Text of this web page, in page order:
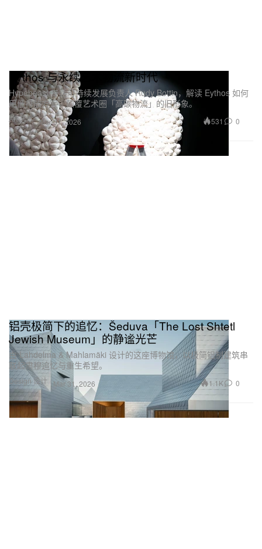
Art 艺术
Eythos 与永续艺术物流新时代
Hypebeast 专访可持续发展负责人 Rudy Bottin，解读 Eythos 如何
用低排放方案，颠覆艺术圈「高碳物流」的旧形象。
Mar 31, 2026 531 0
Design 设计
铝壳极简下的追忆：Šeduva「The Lost Shtetl
Jewish Museum」的静谧光芒
由 Lahdelma & Mahlamäki 设计的这座博物馆，以极简铝制建筑串
联起肃穆追忆与重生希望。
Mar 31, 2026 1.1K 0